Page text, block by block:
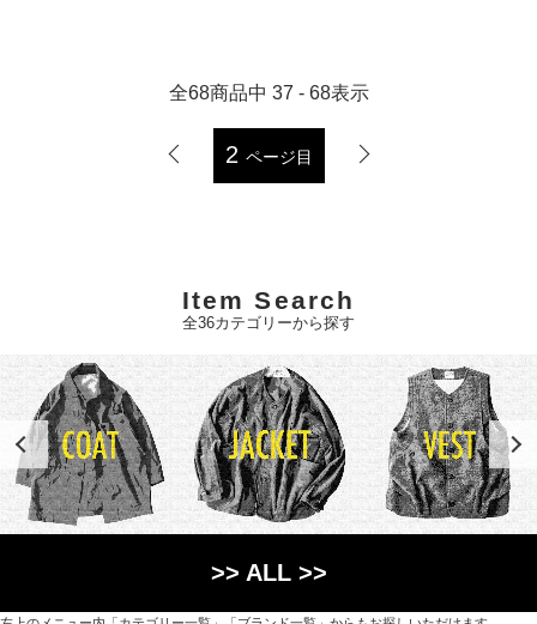
全68商品中 37 - 68表示
2 ページ目
Item Search
全36カテゴリーから探す
>> ALL >>